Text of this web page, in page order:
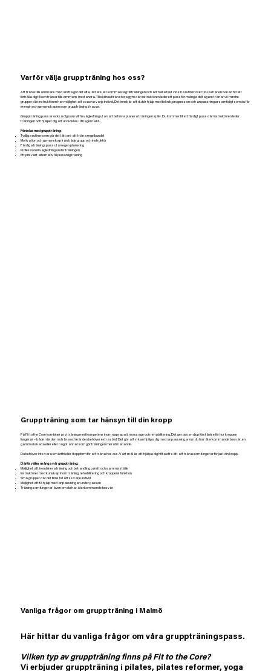
Varför välja gruppträning hos oss?
Att träna tillsammans med andra gör det ofta lättare att komma iväg till träningen och att hålla fast vid sina rutiner över tid. Du har en bokad tid att
förhålla dig till och tränar tillsammans med andra. Till skillnad från stora gym där instruktören leder ett pass för många deltagare tränar vi i mindre
grupper där instruktören har möjlighet att coacha varje individ. Det innebär att du får hjälp med teknik, progression och anpassningar samtidigt som du får
energin och gemenskapen som gruppträning skapar.
Gruppträning passar också dig som vill få vägledning utan att behöva planera träningen själv. Du kommer till ett färdigt pass där instruktören leder
träningen och hjälper dig att utvecklas i din egen takt.
Fördelar med gruppträning:
Tydliga rutiner som gör det lättare att träna regelbundet
Motivation och gemenskap från både grupp och instruktör
Färdiga träningspass utan egen planering
Professionell vägledning under träningen
Ett prisvärt alternativ till personlig träning
Gruppträning som tar hänsyn till din kropp
På Fit to the Core kombinerar vi träning med kompetens inom naprapati, massage och rehabilitering. Det ger oss en djup förståelse för hur kroppen
fungerar – både när den mår bra och när den behöver extra stöd. Det gör att vi kan hjälpa dig med anpassningar om du har återkommande besvär, en
gammal skada eller eller något annat som gör träningen mer utmanande.
Du behöver inte vara smärtfri eller i toppform för att träna hos oss. Vårt mål är att hjälpa dig hitta ett sätt att träna som fungerar för just din kropp.
Därför väljer många vår gruppträning:
Möjlighet att kombinera träning och behandling på ett och samma ställe
Instruktörer med kunskap inom träning, rehabilitering och kroppens funktion
Små grupper där det finns tid att se varje individ
Möjlighet att få hjälp med anpassningar under passen
Träning som fungerar även om du har återkommande besvär
Vanliga frågor om gruppträning i Malmö
Här hittar du vanliga frågor om våra gruppträningspass.
Vilken typ av gruppträning finns på Fit to the Core?
Vi erbjuder gruppträning i pilates, pilates reformer, yoga